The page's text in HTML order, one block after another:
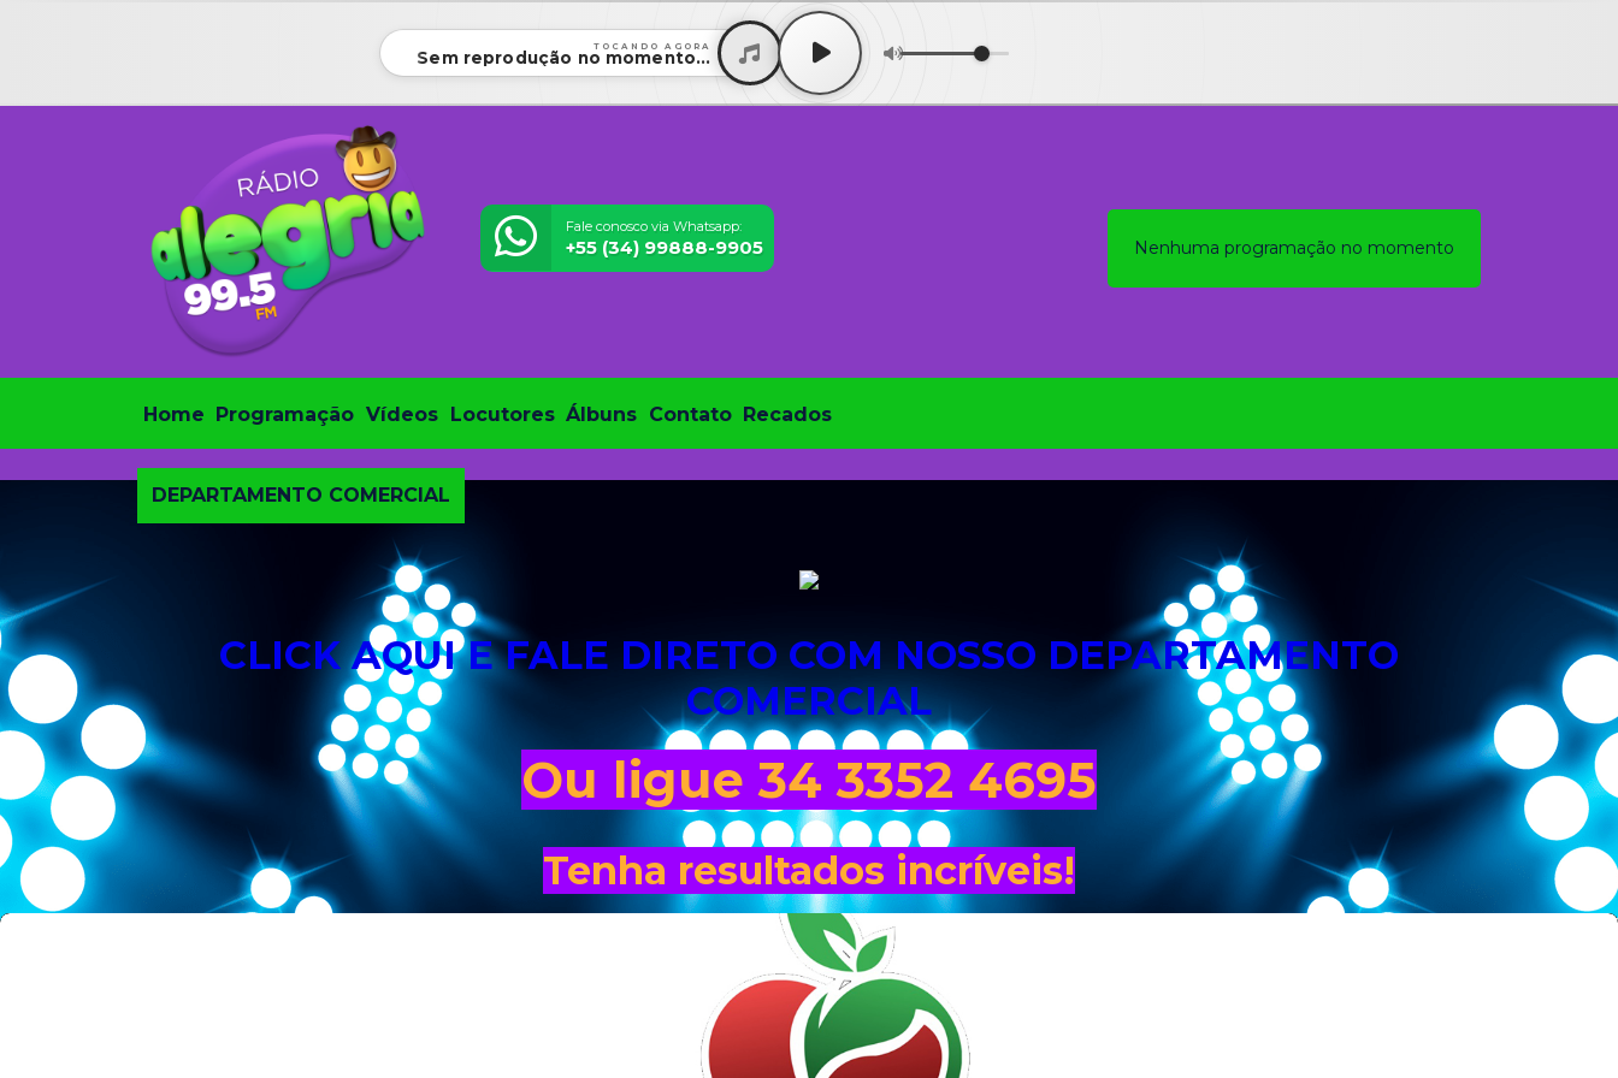
TOCANDO AGORA
Sem reprodução no momento...
Fale conosco via Whatsapp:
+55 (34) 99888-9905 Nenhuma programação no momento
Home Programação Vídeos Locutores Álbuns Contato Recados
DEPARTAMENTO COMERCIAL
CLICK AQUI E FALE DIRETO COM NOSSO DEPARTAMENTO
COMERCIAL
Ou ligue 34 3352 4695
Tenha resultados incríveis!